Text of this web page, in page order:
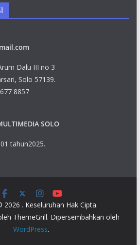
Dalu III no 3
Solo 57139.
8857
SOLO
tahun2025.
2026 . Keseluruhan Hak Cipta.
ThemeGrill. Dipersembahkan oleh
WordPress.